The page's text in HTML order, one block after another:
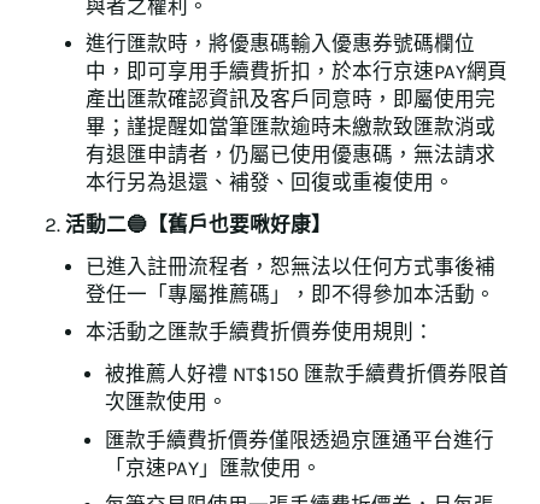
與者之權利。
進行匯款時，將優惠碼輸入優惠券號碼欄位
中，即可享用手續費折扣，於本行京速PAY網頁
產出匯款確認資訊及客戶同意時，即屬使用完
畢；謹提醒如當筆匯款逾時未繳款致匯款消或
有退匯申請者，仍屬已使用優惠碼，無法請求
本行另為退還、補發、回復或重複使用。
活動二🔵【舊戶也要啾好康】
已進入註冊流程者，恕無法以任何方式事後補
登任一「專屬推薦碼」，即不得參加本活動。
本活動之匯款手續費折價券使用規則：
被推薦人好禮 NT$150 匯款手續費折價券限首
次匯款使用。
匯款手續費折價券僅限透過京匯通平台進行
「京速PAY」匯款使用。